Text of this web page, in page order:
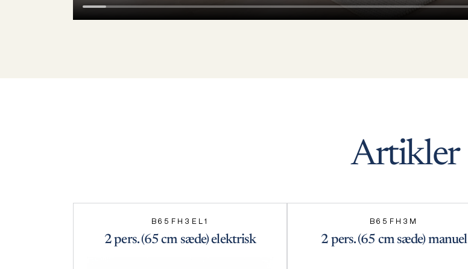
Artikler
B65FH3EL1
2 pers. (65 cm sæde) elektrisk
B65FH3M
2 pers. (65 cm sæde) manuel